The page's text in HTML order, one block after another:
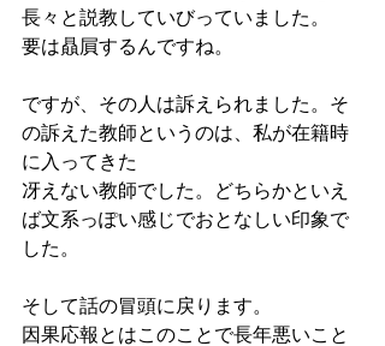
長々と説教していびっていました。
要は贔屓するんですね。
ですが、その人は訴えられました。そ
の訴えた教師というのは、私が在籍時
に入ってきた
冴えない教師でした。どちらかといえ
ば文系っぽい感じでおとなしい印象で
した。
そして話の冒頭に戻ります。
因果応報とはこのことで長年悪いこと